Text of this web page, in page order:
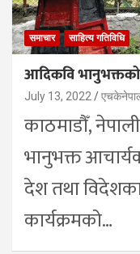
समाचार साहित्य गतिविधि
आदिकवि
July 13, 2022
काठमाडौँ,
भानुभक्त
देश तथा विदेशका
कार्यक्रमको…